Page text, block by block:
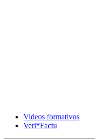
Videos formativos
Veri*Factu